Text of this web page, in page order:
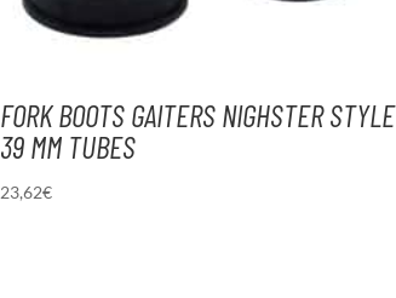
FORK BOOTS GAITERS NIGHSTER STYLE
39 MM TUBES
23,62€